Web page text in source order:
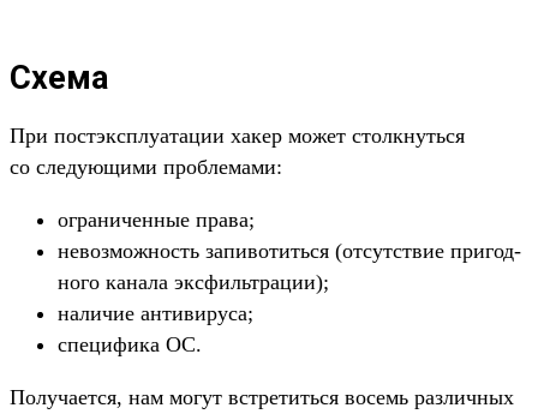
Схема
При пос­тэкс­плу­ата­ции хакер может стол­кнуть­ся
со сле­дующи­ми проб­лемами:
ог­раничен­ные пра­ва;
не­воз­можность запиво­тить­ся (отсутс­твие при­год­
ного канала эксфиль­тра­ции);
на­личие анти­виру­са;
спе­цифи­ка ОС.
По­луча­ется, нам могут встре­тить­ся восемь раз­личных